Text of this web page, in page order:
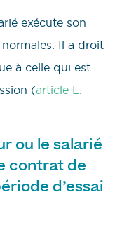
exécute son
Il a droit
à celle qui est
(article L.
ou le salarié
contrat de
d’essai